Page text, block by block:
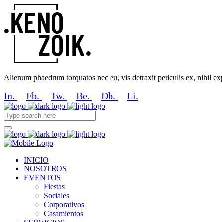
Alienum phaedrum torquatos nec eu, vis detraxit periculis ex, nihil
In. Fb. Tw. Be. Db. Li.
INICIO
NOSOTROS
EVENTOS
Fiestas
Sociales
Corporativos
Casamientos